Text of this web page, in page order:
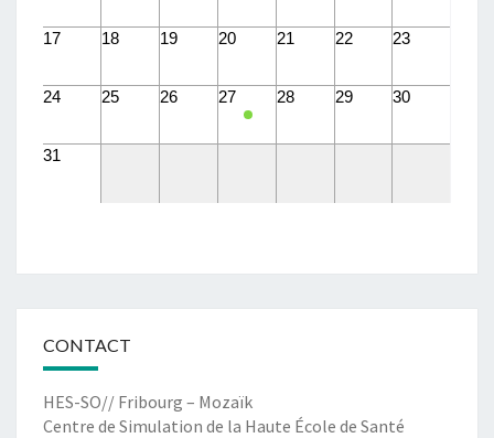
17 18 19 20 21 22 23
24 25 26 27 28 29 30
31
CONTACT
HES-SO// Fribourg – Mozaïk
Centre de Simulation de la Haute École de Santé